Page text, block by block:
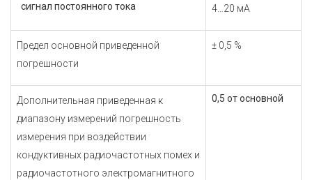
сигнал постоянного тока 4…20 мА
Предел основной приведенной
погрешности
± 0,5 %
Дополнительная приведенная к
диапазону измерений погрешность
измерения при воздействии
кондуктивных радиочастотных помех и
радиочастотного электромагнитного
0,5 от основной